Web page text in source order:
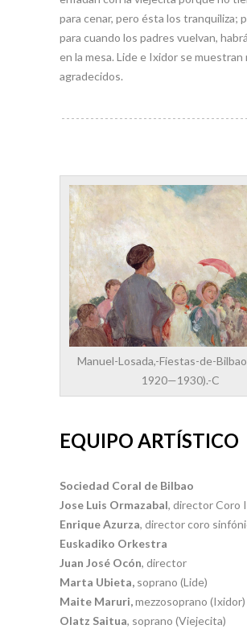
para cenar, pero ésta los tranquiliza;
para cuando los padres vuelvan,
en la mesa. Lide e Ixidor se muestran
agradecidos.
Manuel-Losada,-Fiestas-de-
1920—1930).-C
EQUIPO ARTÍSTICO
Sociedad Coral de Bilbao
Jose Luis Ormazabal, director Coro
Enrique Azurza, director coro
Euskadiko Orkestra
Juan José Ocón, director
Marta Ubieta, soprano (Lide)
Maite Maruri,mezzosoprano (Ixidor)
Olatz Saitua, soprano (Viejecita)